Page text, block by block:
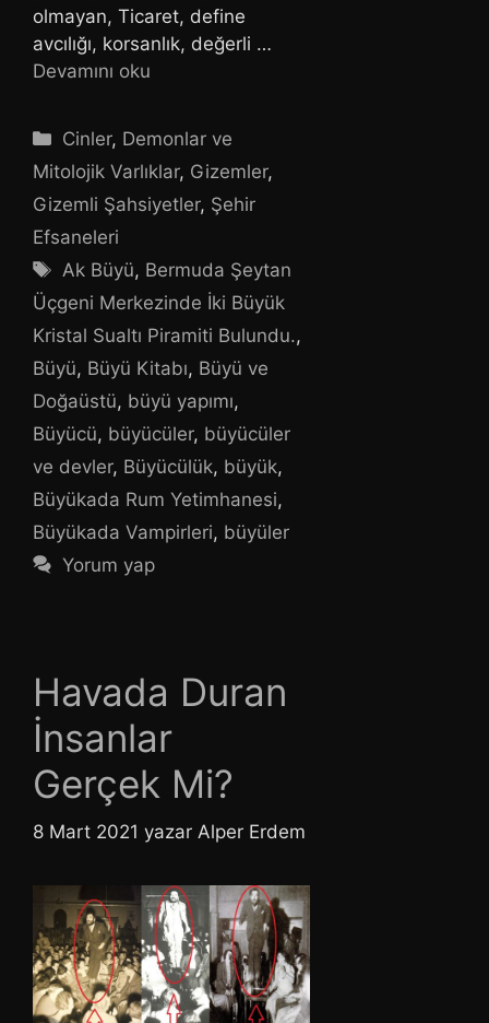
olmayan, Ticaret, define
avcılığı, korsanlık, değerli …
Devamını oku
Kategoriler
Cinler, Demonlar ve
Mitolojik Varlıklar, Gizemler,
Gizemli Şahsiyetler, Şehir
Efsaneleri
Etiketler
Ak Büyü, Bermuda Şeytan
Üçgeni Merkezinde İki Büyük
Kristal Sualtı Piramiti Bulundu.,
Büyü, Büyü Kitabı, Büyü ve
Doğaüstü, büyü yapımı,
Büyücü, büyücüler, büyücüler
ve devler, Büyücülük, büyük,
Büyükada Rum Yetimhanesi,
Büyükada Vampirleri, büyüler
Yorum yap
Havada Duran
İnsanlar
Gerçek Mi?
8 Mart 2021 yazar Alper Erdem